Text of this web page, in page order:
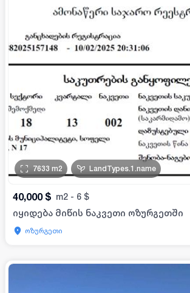
7633 m2 LandTypes.1.name
40,000 $ m2 - 6 $
იყიდება მიწის ნაკვეთი ოზურგეთში
ოზურგეთი